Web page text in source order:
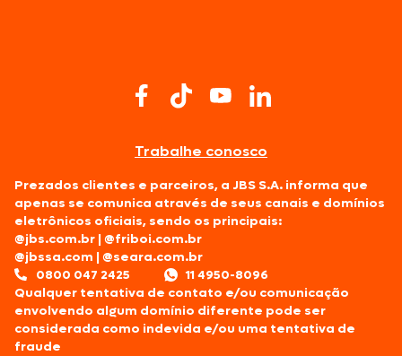
Trabalhe conosco
Prezados clientes e parceiros, a JBS S.A. informa que
apenas se comunica através de seus canais e domínios
eletrônicos oficiais, sendo os principais:
@jbs.com.br |@friboi.com.br
@jbssa.com |@seara.com.br
0800 047 2425
11 4950-8096
Qualquer tentativa de contato e/ou comunicação
envolvendo algum domínio diferente pode ser
considerada como indevida e/ou uma tentativa de
fraude